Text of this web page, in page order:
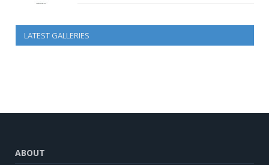
LATEST GALLERIES
ABOUT